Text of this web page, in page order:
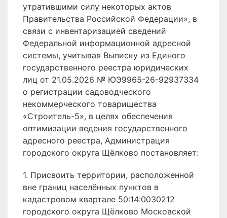
утратившими силу некоторых актов
Правительства Российской Федерации», в
связи с инвентаризацией сведений
Федеральной информационной адресной
системы, учитывая Выписку из Единого
государственного реестра юридических
лиц от 21.05.2026 № ЮЭ9965-26-92937334
о регистрации садоводческого
некоммерческого товарищества
«Строитель-5», в целях обеспечения
оптимизации ведения государственного
адресного реестра, Администрация
городского округа Щёлково постановляет:
1. Присвоить территории, расположенной
вне границ населённых пунктов в
кадастровом квартале 50:14:0030212
городского округа Щёлково Московской